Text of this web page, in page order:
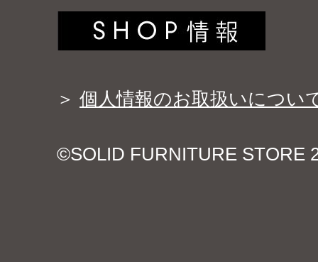
＞ 個人情報のお取扱いについ
©SOLID FURNITURE STORE